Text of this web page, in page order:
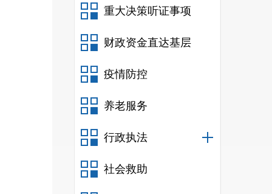
重大决策听证事项
财政资金直达基层
疫情防控
养老服务
行政执法
社会救助